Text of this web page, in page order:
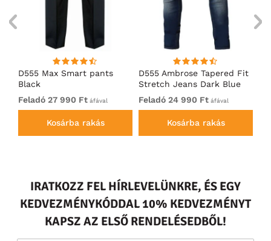
D555 Max Smart pants
Black
Feladó 27 990 Ft áfával
Kosárba rakás
D555 Ambrose Tapered Fit
Stretch Jeans Dark Blue
Feladó 24 990 Ft áfával
Kosárba rakás
IRATKOZZ FEL HÍRLEVELÜNKRE, ÉS EGY
KEDVEZMÉNYKÓDDAL 10% KEDVEZMÉNYT
KAPSZ AZ ELSŐ RENDELÉSEDBŐL!